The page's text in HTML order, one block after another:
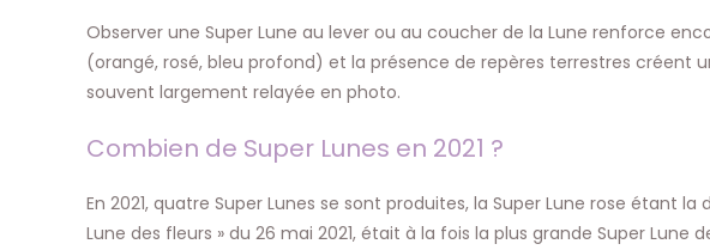
Observer une Super Lune au lever ou au coucher de la Lune renforce
(orangé, rosé, bleu profond) et la présence de repères terrestres créent
souvent largement relayée en photo.
Combien de Super Lunes en 2021 ?
En 2021, quatre Super Lunes se sont produites, la Super Lune rose étant la
Lune des fleurs » du 26 mai 2021, était à la fois la plus grande Super Lune